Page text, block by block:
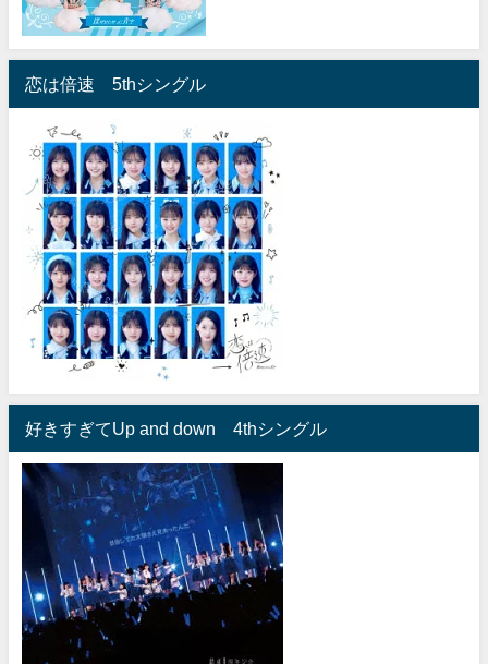
恋は倍速 5thシングル
好きすぎてUp and down 4thシングル